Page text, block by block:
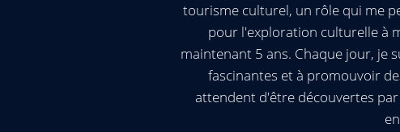
tourisme culturel, un rôle qui me
pour l'exploration culturelle à
maintenant 5 ans. Chaque jour, je
fascinantes et à promouvoir
attendent d'être découvertes